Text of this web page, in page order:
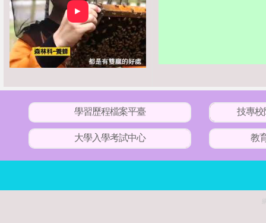
►
學習歷程檔案平臺 技專校
大學入學考試中心 教